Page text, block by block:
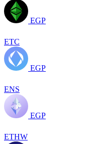
EGP
ETC
EGP
ENS
EGP
ETHW